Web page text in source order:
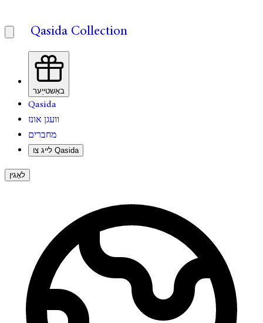
Qasida Collection
באַשטייַער
Qasida
וועגן אונז
מחברים
לייג צו Qasida
לאָגין